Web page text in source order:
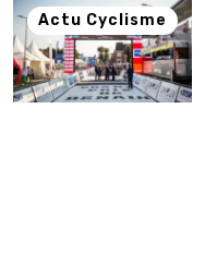
Actu Cyclisme